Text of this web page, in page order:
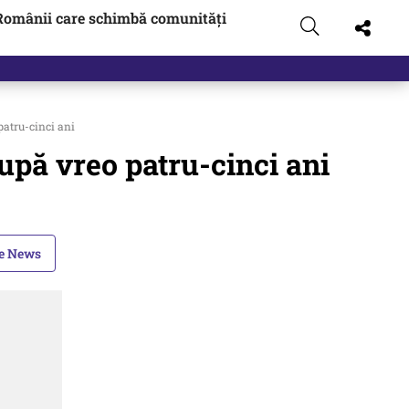
care schimbă comunități
cinci ani
vreo patru-cinci ani
News